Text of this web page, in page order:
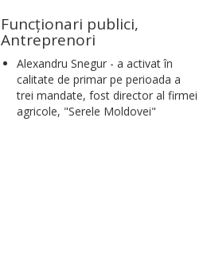
Funcționari publici,
Antreprenori
Alexandru Snegur - a activat în
calitate de primar pe perioada a
trei mandate, fost director al firmei
agricole, "Serele Moldovei"